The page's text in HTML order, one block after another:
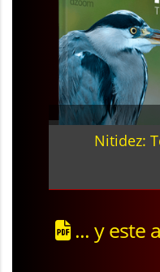
Nitidez:
... y este